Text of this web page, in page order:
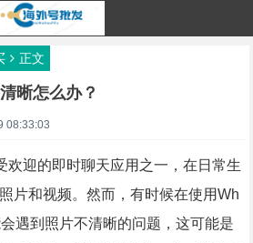
正文
晰怎么办？
08:33:03
欢迎的即时聊天应用之一，在日常生
片和视频。然而，有时候在使用Wh
遇到照片不清晰的问题，这可能是